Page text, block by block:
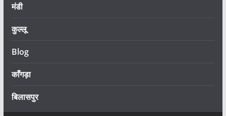
मंडी
कुल्लू
Blog
काँगड़ा
बिलासपुर